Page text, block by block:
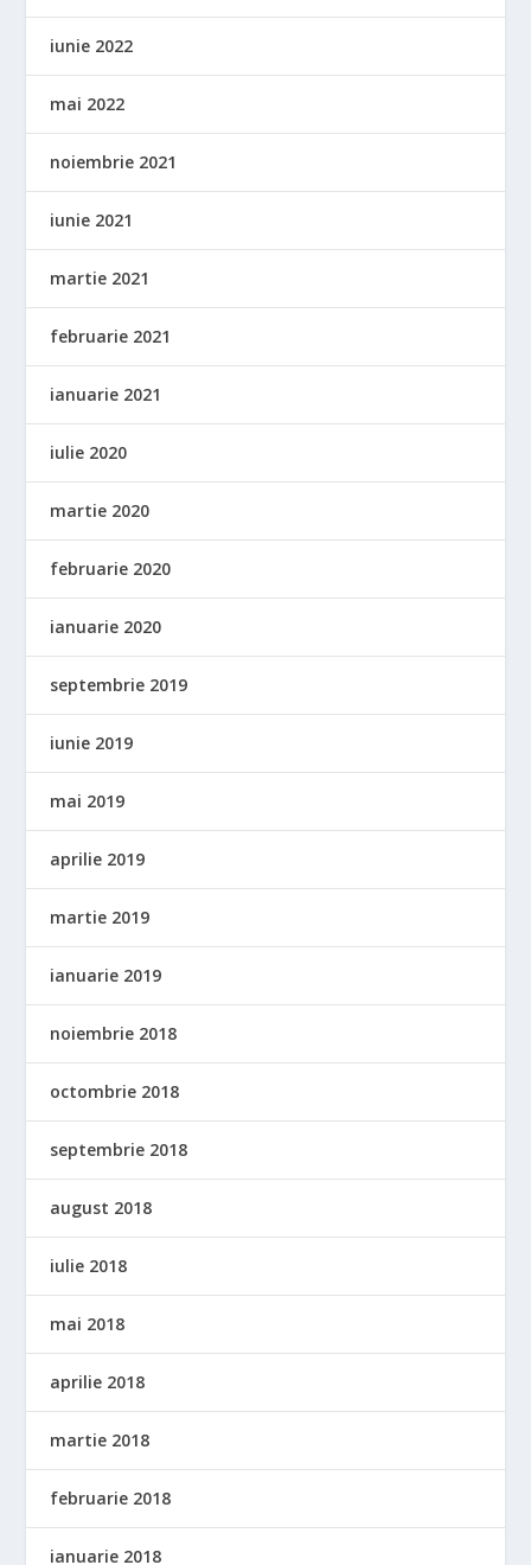
iunie 2022
mai 2022
noiembrie 2021
iunie 2021
martie 2021
februarie 2021
ianuarie 2021
iulie 2020
martie 2020
februarie 2020
ianuarie 2020
septembrie 2019
iunie 2019
mai 2019
aprilie 2019
martie 2019
ianuarie 2019
noiembrie 2018
octombrie 2018
septembrie 2018
august 2018
iulie 2018
mai 2018
aprilie 2018
martie 2018
februarie 2018
ianuarie 2018